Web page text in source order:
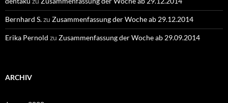
Bernhard S.zu Zusammenfassung der Woche ab 29.12.2014
Erika Pernold zu Zusammenfassung der Woche ab 29.09.2014
ARCHIV